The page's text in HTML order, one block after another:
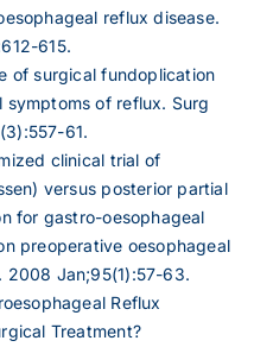
reflux disease.
615.
of surgical fundoplication
of reflux. Surg
61.
clinical trial of
versus posterior partial
for gastro-oesophageal
preoperative oesophageal
2008 Jan;95(1):57-63.
Reflux
Treatment?